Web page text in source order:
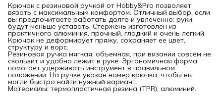
Крючок с резиновой ручкой от Hobby&Pro позволяет
вязать с максимальным комфортом. Отличный выбор, если
вы предпочитаете работать долго и увлеченно: руки
будут меньше уставать. Стержень изготовлен из
практичного алюминия, прочный, гладкий и очень легкий.
Крючок не деформирует пряжу, сохраняет ее цвет,
структуру и ворс.
Резиновая ручка мягкая, объемная, при вязании совсем не
скользит и удобно лежит в руке. Эргономичная форма
помогает удерживать инструмент в правильном
положении. На ручке указан номер крючка, чтобы вы
могли быстро найти нужный вариант.
Материалы: термопластичная резина (TPR), алюминий.